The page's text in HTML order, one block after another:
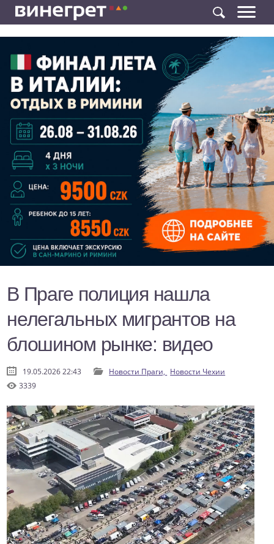
В Праге полиция нашла
нелегальных мигрантов на
блошином рынке: видео
19.05.2026 22:43 Новости Праги, Новости Чехии
3339